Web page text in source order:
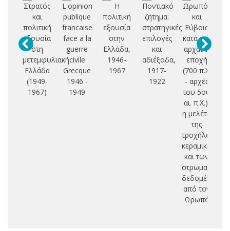
Στρατός
και
πολιτική
εξουσία
στη
μετεμφυλιακή
Ελλάδα
(1949-
1967)
L'opinion
publique
francaise
face a la
guerre
civile
Grecque
1946 -
1949
Η
πολιτική
εξουσία
στην
Ελλάδα,
1946-
1967
Ποντιακό
ζήτημα:
στρατηγικές
επιλογές
και
αδιέξοδα,
1917-
1922
Ωρωπός
και
Εύβοια
κατά την
αρχαϊκή
εποχή
(700 π.Χ.
- αρχές
του 5ου
αι. π.Χ.):
η μελέτη
της
τροχήλατης
κεραμικής
και των
δεδομένων
από τον
Ωρωπό